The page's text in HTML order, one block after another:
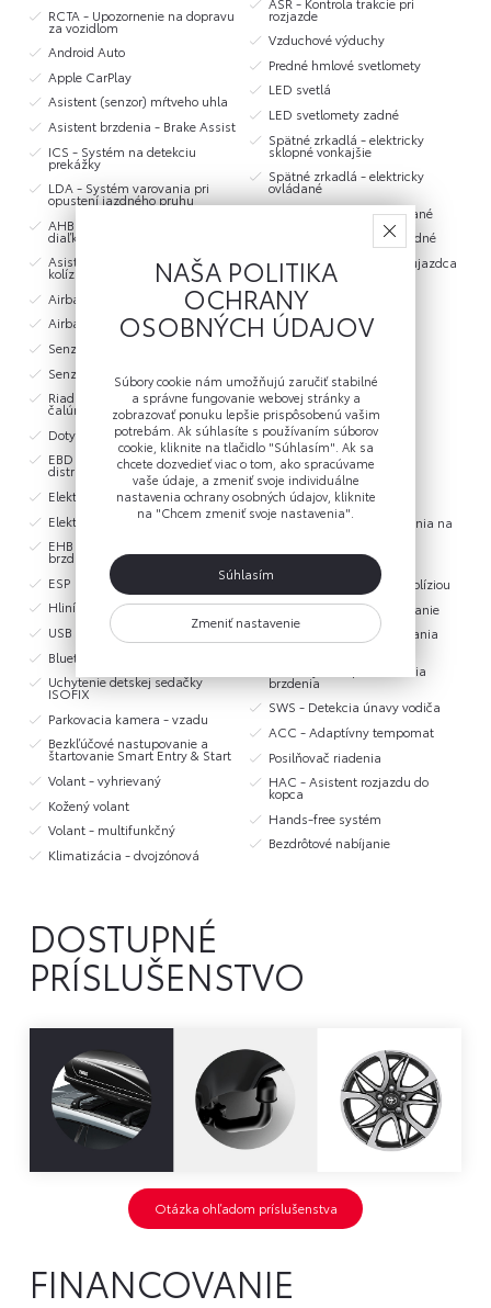
RCTA - Upozornenie na dopravu
za vozidlom
Android Auto
Apple CarPlay
Asistent (senzor) mŕtveho uhla
Asistent brzdenia - Brake Assist
ICS - Systém na detekciu
prekážky
LDA - Systém varovania pri
opustení jazdného pruhu
AHB - Automatické prepínanie
diaľkových svetiel
Asistent predchádzania
kolíziám na križovatke
Airbag - bočný vodičov
Airbagy - bočné vpredu
Senzor dažďa
Senzor šera
Riadiaca páka s koženým
čalúnením
Dotykový monitor
EBD - Elektronický systém
distribúcie brzdnej sily
Elektricky ovládané predné okná
Elektricky ovládané zadné okná
EHB - Elektrická parkovacia
brzda
ESP
Hliníkové disky 17
USB port
Bluetooth
Uchytenie detskej sedačky
ISOFIX
Parkovacia kamera - vzadu
Bezkľúčové nastupovanie a
štartovanie Smart Entry & Start
Volant - vyhrievaný
Kožený volant
Volant - multifunkčný
Klimatizácia - dvojzónová
rozjazde
Vzduchové výduchy
Predné hmlové svetlomety
LED svetlá
LED svetlomety zadné
Spätné zrkadlá - elektricky
sklopné vonkajšie
Spätné zrkadlá - elektricky
ovládané
Spätné zrkadlá - vyhrievané
Vyhrievané sedadlá - predné
Vyhrievané sedadlo spolujazdca
Airbag - kolenný vodičov
Airbag - vodiča
Airbag - spolujazdca
Lakťová opierka - zadná
Tónované sklá
Denné svietenie
LED denné svetlá
Bezkľúčové štartovanie
tlačidlom
Systém núdzového brzdenia na
Navigácia
Systém varovania pred kolíziou
Automatické tiesňové volanie
RSA - Systém rozpoznávania
dopravných značiek
EBA - Systém posilňovania
brzdenia
SWS - Detekcia únavy vodiča
ACC - Adaptívny tempomat
Posilňovač riadenia
HAC - Asistent rozjazdu do
kopca
Hands-free systém
Bezdrôtové nabíjanie
DOSTUPNÉ
PRÍSLUŠENSTVO
Otázka ohľadom príslušenstva
FINANCOVANIE
NAŠA POLITIKA
OCHRANY
OSOBNÝCH ÚDAJOV
Súbory cookie nám umožňujú zaručiť stabilné
a správne fungovanie webovej stránky a
zobrazovať ponuku lepšie prispôsobenú vašim
potrebám. Ak súhlasíte s používaním súborov
cookie, kliknite na tlačidlo "Súhlasím". Ak sa
chcete dozvedieť viac o tom, ako spracúvame
vaše údaje, a zmeniť svoje individuálne
nastavenia ochrany osobných údajov, kliknite
na "Chcem zmeniť svoje nastavenia".
Súhlasím
Zmeniť nastavenie